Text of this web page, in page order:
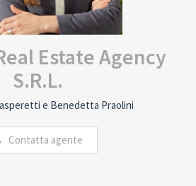
Estate Agency
S.R.L.
e Benedetta Praolini
Contatta agente